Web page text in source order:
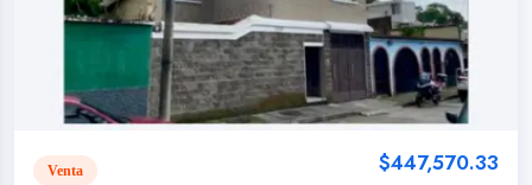
Venta $447,570.33